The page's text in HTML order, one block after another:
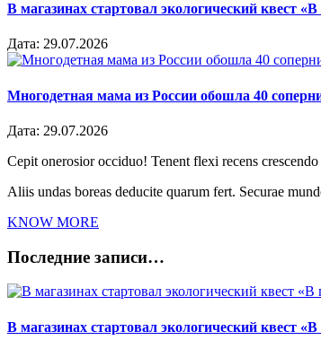
В магазинах стартовал экологический квест «В
Дата: 29.07.2026
Многодетная мама из России обошла 40
Дата: 29.07.2026
Cepit onerosior occiduo! Tenent flexi recens
Aliis undas boreas deducite quarum fert. Securae
KNOW MORE
Последние записи…
В магазинах стартовал экологический квест «В